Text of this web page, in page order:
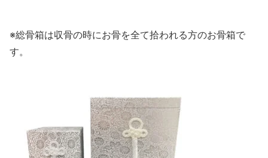
※総骨箱は収骨の時にお骨を全て拾われる方のお骨箱で
す。